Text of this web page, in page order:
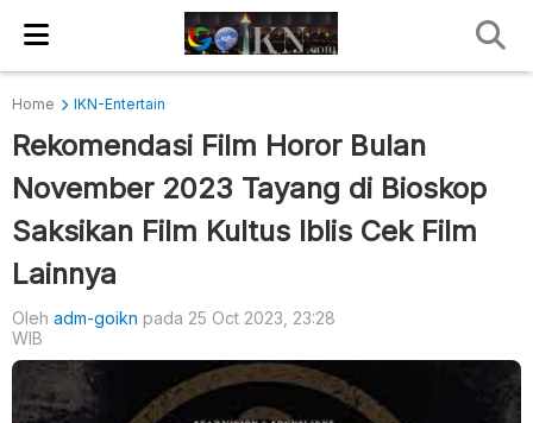
Home IKN-Entertain
Rekomendasi Film Horor Bulan
November 2023 Tayang di Bioskop
Saksikan Film Kultus Iblis Cek Film
Lainnya
Oleh adm-goikn pada 25 Oct 2023, 23:28
WIB